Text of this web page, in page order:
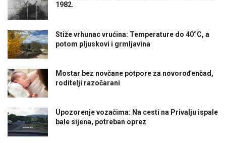
1982.
Stiže vrhunac vrućina: Temperature do 40°C, a
potom pljuskovi i grmljavina
Mostar bez novčane potpore za novorođenčad,
roditelji razočarani
Upozorenje vozačima: Na cesti na Privalju ispale
bale sijena, potreban oprez